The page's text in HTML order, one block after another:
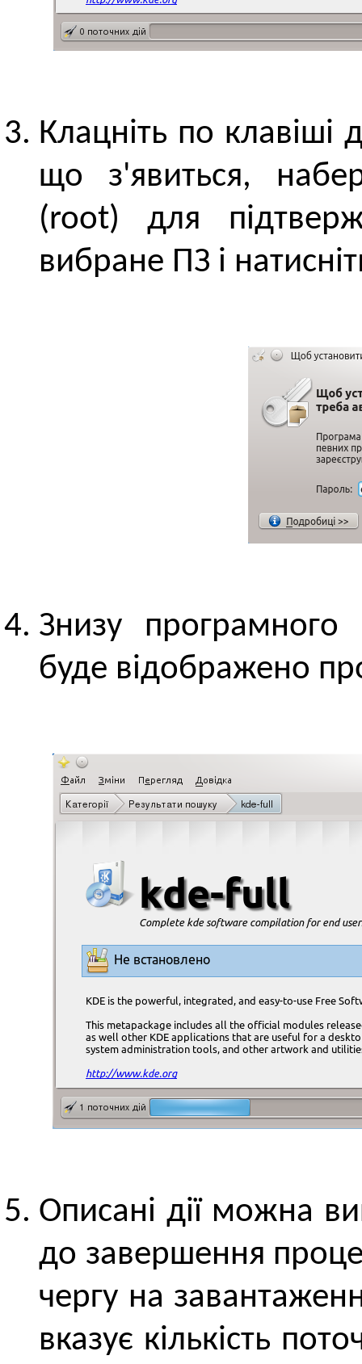
Клацніть по клавіші
що з'явиться,
(root) для
вибране ПЗ і
Знизу
буде відображено
Описані дії можна
до завершення
чергу на
вказує кількість